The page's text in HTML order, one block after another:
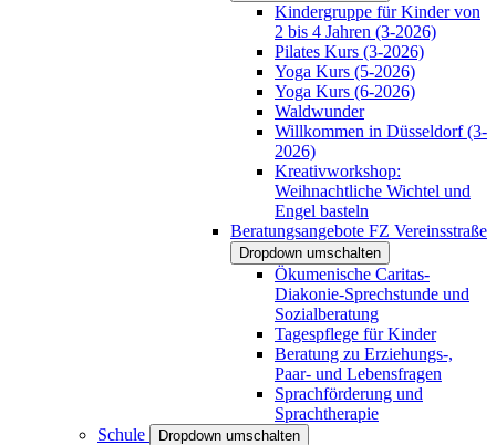
Kindergruppe für Kinder von
2 bis 4 Jahren (3-2026)
Pilates Kurs (3-2026)
Yoga Kurs (5-2026)
Yoga Kurs (6-2026)
Waldwunder
Willkommen in Düsseldorf (3-
2026)
Kreativworkshop:
Weihnachtliche Wichtel und
Engel basteln
Beratungsangebote FZ Vereinsstraße
Dropdown umschalten
Ökumenische Caritas-
Diakonie-Sprechstunde und
Sozialberatung
Tagespflege für Kinder
Beratung zu Erziehungs-,
Paar- und Lebensfragen
Sprachförderung und
Sprachtherapie
Schule
Dropdown umschalten